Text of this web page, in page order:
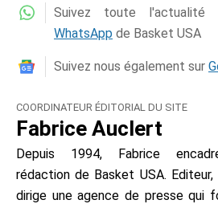
Suivez toute
WhatsApp de Basket USA
Suivez nous également sur
COORDINATEUR ÉDITORIAL DU SITE
Fabrice Auclert
Depuis 1994, Fabrice
rédaction de Basket USA.
dirige une agence de presse qui